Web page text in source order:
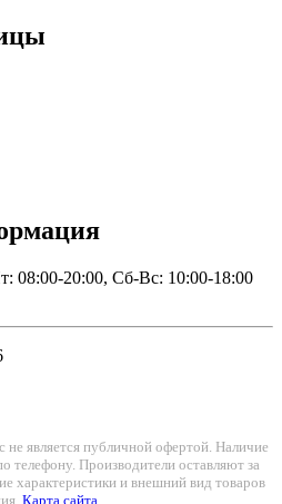
08:00-20:00, Сб-Вс: 10:00-18:00
является публичной офертой. Наличие
телефону. Производители оставляют за
характеристики и внешний вид товаров
Карта сайта